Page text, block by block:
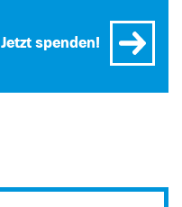
Jetzt spenden!